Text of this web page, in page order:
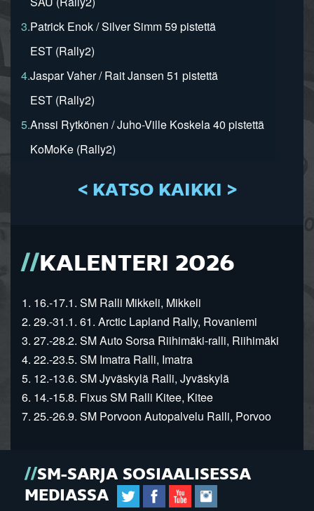
3.Patrick Enok / Silver Simm 59 pistettä
EST (Rally2)
4.Jaspar Vaher / Rait Jansen 51 pistettä
EST (Rally2)
5.Anssi Rytkönen / Juho-Ville Koskela 40 pistettä
KoMoKe (Rally2)
< KATSO KAIKKI >
KALENTERI 2026
1. 16.-17.1. SM Ralli Mikkeli, Mikkeli
2. 29.-31.1. 61. Arctic Lapland Rally, Rovaniemi
3. 27.-28.2. SM Auto Sorsa Riihimäki-ralli, Riihimäki
4. 22.-23.5. SM Imatra Ralli, Imatra
5. 12.-13.6. SM Jyväskylä Ralli, Jyväskylä
6. 14.-15.8. Fixus SM Ralli Kitee, Kitee
7. 25.-26.9. SM Porvoon Autopalvelu Ralli, Porvoo
SM-SARJA SOSIAALISESSA
MEDIASSA